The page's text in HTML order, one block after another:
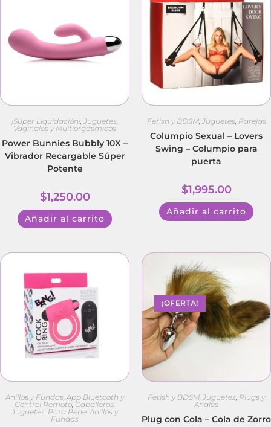
¡Súper Liquidación! Juguetes
Vaginales y Multiorgásmicos
Power Bunnies Bubbly 10X –
Vibrador Recargable Súper
Potente
$1,250.00
Añadir al carrito
Fetish y BDSM, Juguetes Parejas
Columpio Sexual – Lovers
Swing – Columpio para
puerta
$1,995.00
Añadir al carrito
Anillos y Fundas App Bluetooth y
Control Remoto Caballeros
Juguetes Para Pene, Anillos y
Fundas
¡OFERTA!
Fetish y BDSM Juguetes Plugs y
Anales
Plug con Cola – Cola de Zorro